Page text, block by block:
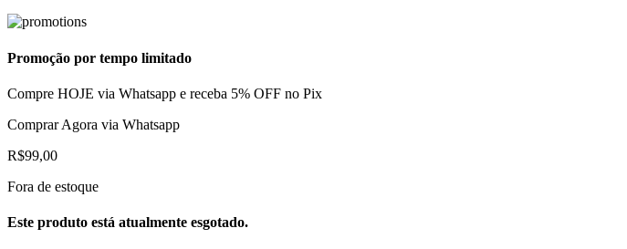
Promoção por tempo limitado
Compre HOJE via Whatsapp e receba 5% OFF no Pix
Comprar Agora via Whatsapp
R$99,00
Fora de estoque
Este produto está atualmente esgotado.